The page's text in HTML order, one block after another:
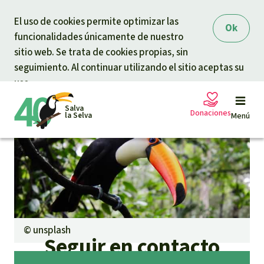
Ok
El uso de cookies permite optimizar las
funcionalidades únicamente de nuestro
sitio web. Se trata de cookies propias, sin
seguimiento. Al continuar utilizando el sitio aceptas su
uso.
Salva
la Selva Menú
Peticiones
Proyectos
Informaciones
Donaciones
Tu donación ayuda
Donación general
© unsplash
Seguir en contacto